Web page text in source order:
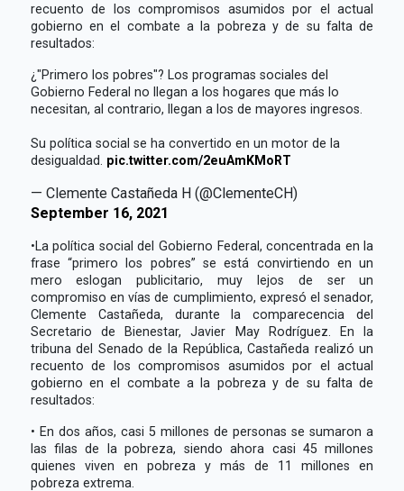
recuento de los compromisos asumidos por el actual
gobierno en el combate a la pobreza y de su falta de
resultados:
¿"Primero los pobres"? Los programas sociales del
Gobierno Federal no llegan a los hogares que más lo
necesitan, al contrario, llegan a los de mayores ingresos.
Su política social se ha convertido en un motor de la
desigualdad. pic.twitter.com/2euAmKMoRT
— Clemente Castañeda H (@ClementeCH)
September 16, 2021
•La política social del Gobierno Federal, concentrada en la
frase “primero los pobres” se está convirtiendo en un
mero eslogan publicitario, muy lejos de ser un
compromiso en vías de cumplimiento, expresó el senador,
Clemente Castañeda, durante la comparecencia del
Secretario de Bienestar, Javier May Rodríguez. En la
tribuna del Senado de la República, Castañeda realizó un
recuento de los compromisos asumidos por el actual
gobierno en el combate a la pobreza y de su falta de
resultados:
• En dos años, casi 5 millones de personas se sumaron a
las filas de la pobreza, siendo ahora casi 45 millones
quienes viven en pobreza y más de 11 millones en
pobreza extrema.